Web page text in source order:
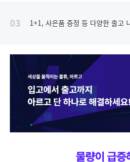
03 1+1, 사은품 증정 등 다양한 출고